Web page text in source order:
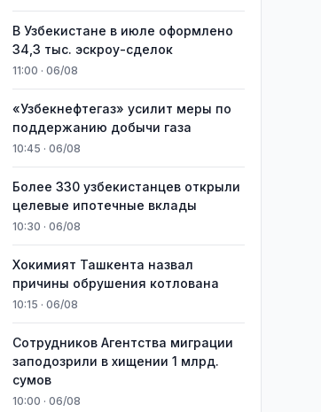
В Узбекистане в июле оформлено
34,3 тыс. эскроу-сделок
11:00 · 06/08
«Узбекнефтегаз» усилит меры по
поддержанию добычи газа
10:45 · 06/08
Более 330 узбекистанцев открыли
целевые ипотечные вклады
10:30 · 06/08
Хокимият Ташкента назвал
причины обрушения котлована
10:15 · 06/08
Сотрудников Агентства миграции
заподозрили в хищении 1 млрд.
сумов
10:00 · 06/08